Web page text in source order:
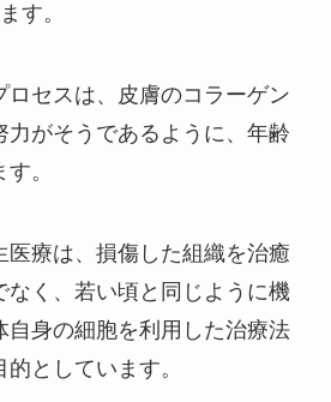
す。
ロセスは、皮膚のコラーゲン
力がそうであるように、年齢
。
医療は、損傷した組織を治癒
なく、若い頃と同じように機
自身の細胞を利用した治療法
としています。